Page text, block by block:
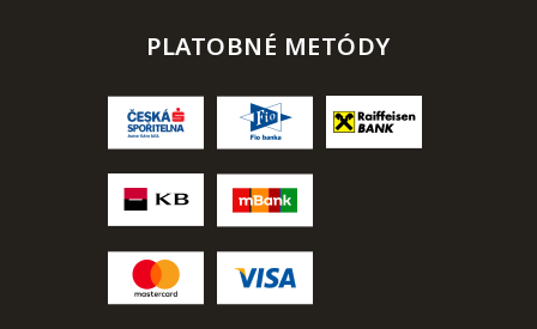
PLATOBNÉ METÓDY